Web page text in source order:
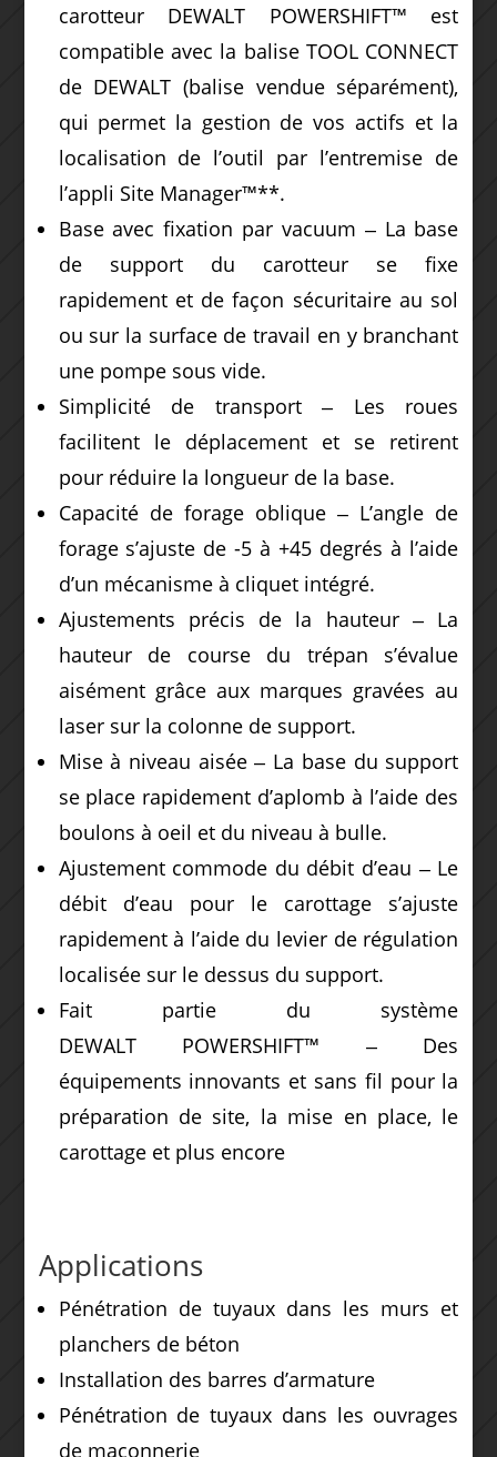
carotteur DEWALT POWERSHIFT™ est
compatible avec la balise TOOL CONNECT
de DEWALT (balise vendue séparément),
qui permet la gestion de vos actifs et la
localisation de l’outil par l’entremise de
l’appli Site Manager™**.
Base avec fixation par vacuum ‒ La base
de support du carotteur se fixe
rapidement et de façon sécuritaire au sol
ou sur la surface de travail en y branchant
une pompe sous vide.
Simplicité de transport ‒ Les roues
facilitent le déplacement et se retirent
pour réduire la longueur de la base.
Capacité de forage oblique ‒ L’angle de
forage s’ajuste de -5 à +45 degrés à l’aide
d’un mécanisme à cliquet intégré.
Ajustements précis de la hauteur ‒ La
hauteur de course du trépan s’évalue
aisément grâce aux marques gravées au
laser sur la colonne de support.
Mise à niveau aisée ‒ La base du support
se place rapidement d’aplomb à l’aide des
boulons à oeil et du niveau à bulle.
Ajustement commode du débit d’eau ‒ Le
débit d’eau pour le carottage s’ajuste
rapidement à l’aide du levier de régulation
localisée sur le dessus du support.
Fait partie du système
DEWALT POWERSHIFT™ ‒ Des
équipements innovants et sans fil pour la
préparation de site, la mise en place, le
carottage et plus encore
Applications
Pénétration de tuyaux dans les murs et
planchers de béton
Installation des barres d’armature
Pénétration de tuyaux dans les ouvrages
de maçonnerie